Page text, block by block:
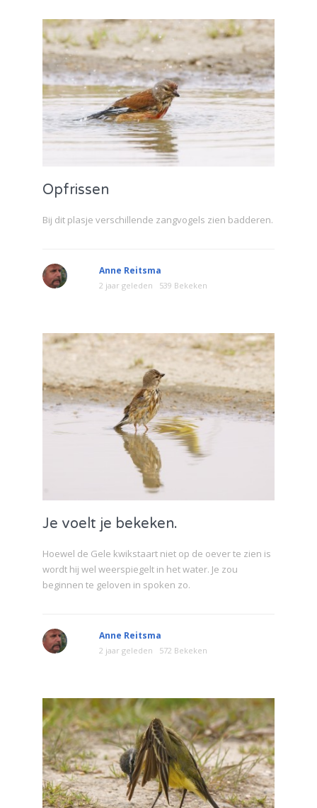
Opfrissen
Bij dit plasje verschillende zangvogels zien badderen.
Anne Reitsma
2 jaar geleden 539 Bekeken
Je voelt je bekeken.
Hoewel de Gele kwikstaart niet op de oever te zien is
wordt hij wel weerspiegelt in het water. Je zou
beginnen te geloven in spoken zo.
Anne Reitsma
2 jaar geleden 572 Bekeken